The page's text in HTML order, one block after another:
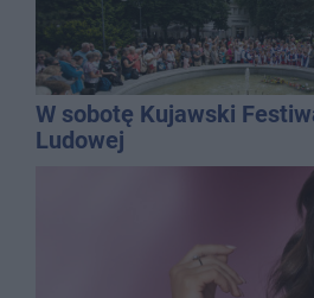
W sobotę Kujawski
Ludowej